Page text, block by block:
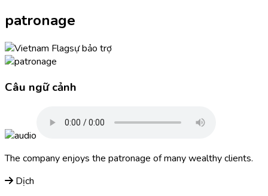
patronage
sự bảo trợ
Câu ngữ cảnh
The company enjoys the patronage of many wealthy clients.
Dịch